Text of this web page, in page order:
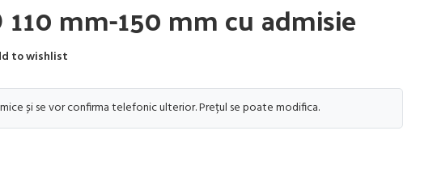
mm-150 mm cu admisie
to wishlist
și se vor confirma telefonic ulterior. Prețul se poate modifica.